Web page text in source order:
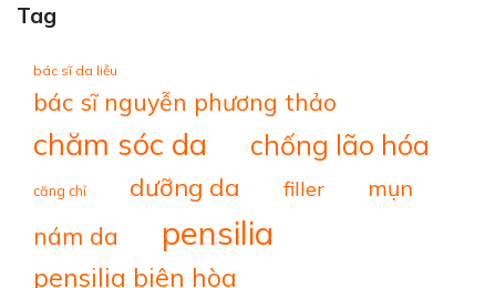
Tag
bác sĩ da liễu
bác sĩ nguyễn phương thảo
chăm sóc da chống lão hóa
căng chỉ dưỡng da filler mụn
nám da pensilia
pensilia biên hòa